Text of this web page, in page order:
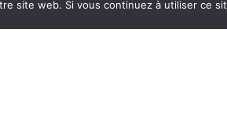
site web. Si vous continuez à utiliser ce